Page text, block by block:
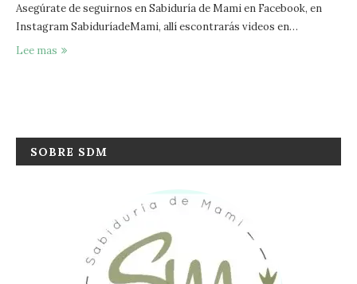
Asegúrate de seguirnos en Sabiduría de Mami en Facebook, en
Instagram SabiduríadeMami, allí escontrarás videos en…
Lee mas
SOBRE SDM